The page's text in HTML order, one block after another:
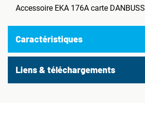
Accessoire EKA 176A carte DANBUSS
Caractéristiques
Liens & téléchargements